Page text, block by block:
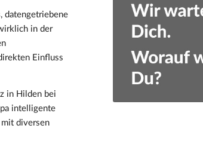
datengetriebene
in der
Einfluss
in Hilden bei
intelligente
mit diversen